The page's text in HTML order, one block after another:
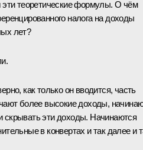
эти теоретические формулы. О чём
налога на доходы
лет?
как только он вводится, часть
более высокие доходы,
скрывать эти доходы. Начинаются
в конвертах и так далее и